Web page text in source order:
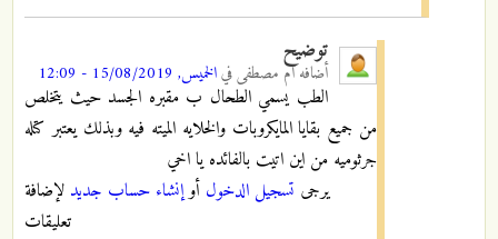
توضيح
أضافهام مصطفىفيالخميس, 15/08/2019 - 12:09
الطب يسمي الطحال ب مقبره الجسد حيث يتخلص
من جميع بقايا المايكروبات والخلايه الميته فيه وبذلك يعتبر كتله
جرثوميه من اين اتيت بالفائده يا اخي
يرجى تسجيل الدخول أوإنشاء حساب جديد لإضافة
تعليقات